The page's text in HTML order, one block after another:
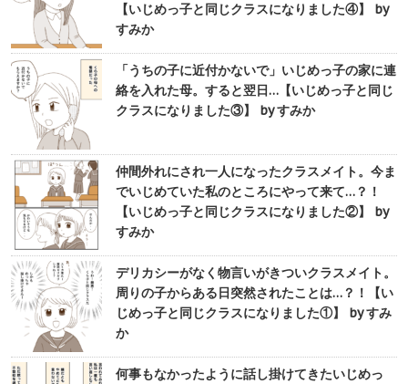
【いじめっ子と同じクラスになりました④】 by
すみか
「うちの子に近付かないで」いじめっ子の家に連
絡を入れた母。すると翌日…【いじめっ子と同じ
クラスになりました③】 by すみか
仲間外れにされ一人になったクラスメイト。今ま
でいじめていた私のところにやって来て…？！
【いじめっ子と同じクラスになりました②】 by
すみか
デリカシーがなく物言いがきついクラスメイト。
周りの子からある日突然されたことは…？！【い
じめっ子と同じクラスになりました①】 by すみ
か
何事もなかったように話し掛けてきたいじめっ